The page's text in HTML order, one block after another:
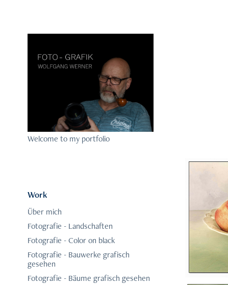
Welcome to my portfolio
Work
Über mich
Fotografie - Landschaften
Fotografie - Color on black
Fotografie - Bauwerke grafisch
gesehen
Fotografie - Bäume grafisch gesehen